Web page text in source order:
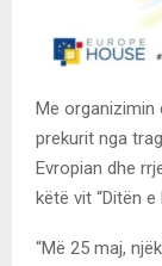
Me organizimin
prekurit nga
Evropian dhe
këtë vit “Ditën e
“Më 25 maj,